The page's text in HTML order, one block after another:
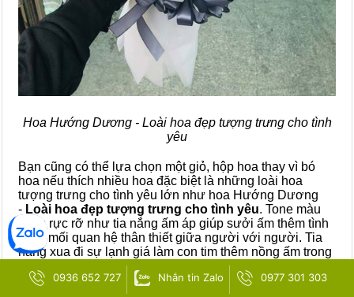
Hoa Hướng Dương - Loài hoa đẹp tượng trưng cho tình
yêu
Bạn cũng có thể lựa chọn một giỏ, hộp hoa thay vì bó
hoa nếu thích nhiều hoa đặc biệt là những loài hoa
tượng trưng cho tình yêu lớn như hoa Hướng Dương
- Loài hoa đẹp tượng trưng cho tình yêu. Tone màu
vàng rực rỡ như tia nắng ấm áp giúp sưởi ấm thêm tình
cảm, mối quan hệ thân thiết giữa người với người. Tia
nắng xua đi sự lạnh giá làm con tim thêm nồng ấm trong
cuộc sống. Giỏ hoa là sự khởi đầu mới cho một mối
quan hệ tốt đẹp thích hợp tặng cho người yêu hoặc chúc
0936 652 727 Nhắn tin Zalo 0977 301 303